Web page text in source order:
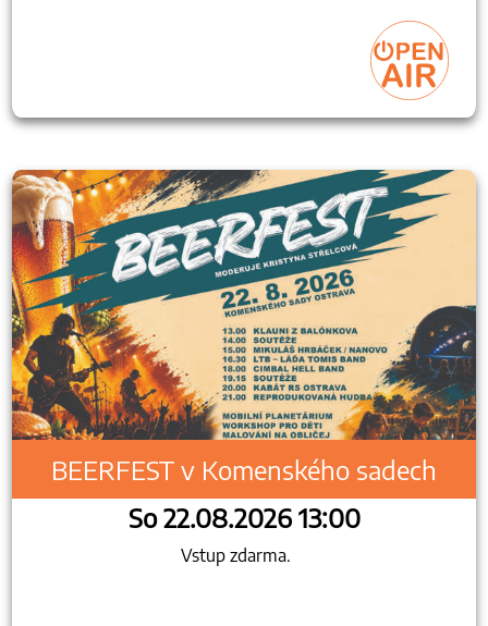
BEERFEST v Komenského sadech
So 22.08.2026 13:00
Vstup zdarma.